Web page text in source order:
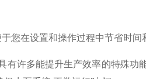
在设置和操作过程中节省时间
许多能提升生产效率的特殊功